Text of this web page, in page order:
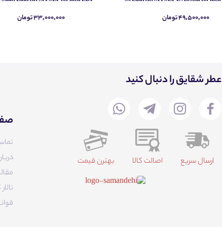
۴۹,۵۰۰,۰۰۰ تومان ۳۳,۰۰۰,۰۰۰ تومان
عطر شقایق را دنبال کنید
ارسال سریع اصالت کالا بهترن قیمت